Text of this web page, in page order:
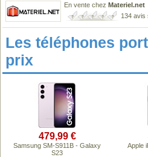
En vente chez Materiel.net
134 avis
Les téléphones
prix
479,99 €
Samsung SM-S911B - Galaxy
S23
Apple